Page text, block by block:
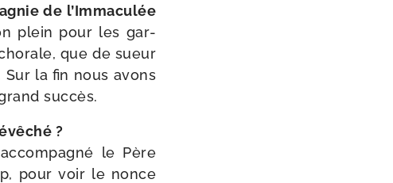
de l’Immaculée
plein pour les gar­
que de sueur
la fin nous avons
succès.
?
le Père
pour voir le nonce